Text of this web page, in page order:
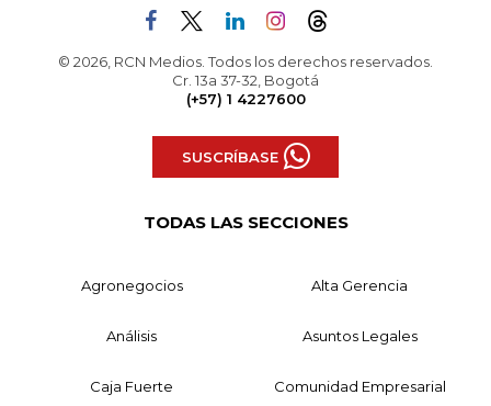
© 2026, RCN Medios. Todos los derechos reservados.
Cr. 13a 37-32, Bogotá
(+57) 1 4227600
SUSCRÍBASE
TODAS LAS SECCIONES
Agronegocios Alta Gerencia
Análisis Asuntos Legales
Caja Fuerte Comunidad Empresarial